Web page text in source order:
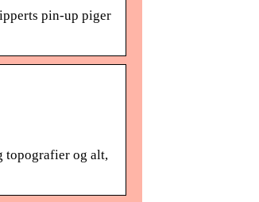
pin-up piger
topografier og alt,